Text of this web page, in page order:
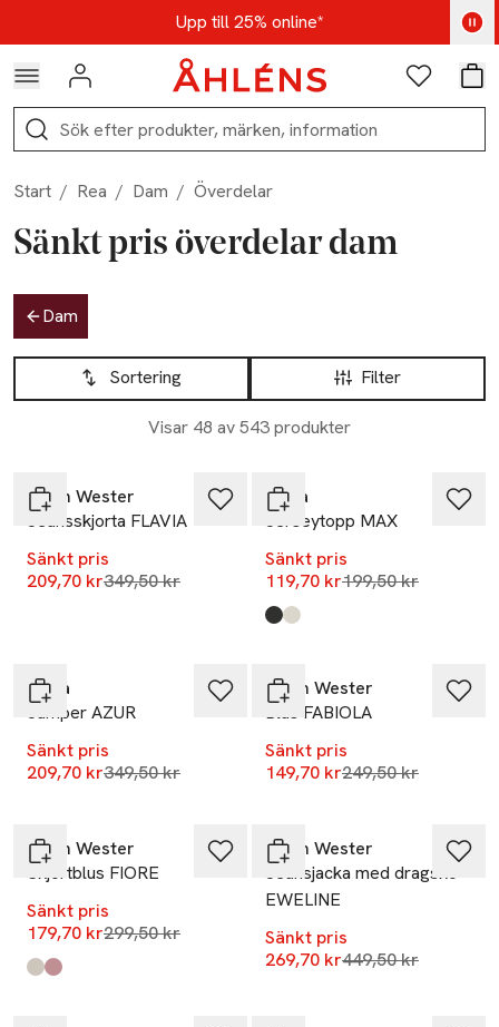
Hoppa till navigationsmenynUpp till 25% online*
Kod: AUG25 - Shoppa nu
Logga in Favoriter
Sök
Start / Rea / Dam / Överdelar
Sänkt pris överdelar dam
Hoppa till produktsidan
Dam
Hoppa till produktsidan
Filter
Sortering
Visar 48 av 543 produkter
Lista över produkter
Carin Wester
Jeansskjorta FLAVIA
Sänkt pris
209,70 krLägsta pris 30 dagar
349,50 kr
Wera
Jerseytopp MAX
Sänkt pris
119,70 krLägsta pris 30
199,50 kr
Produkten finns i färgerna:
Black
Dots
Wera
Jumper AZUR
Sänkt pris
209,70 krLägsta pris 30 dagar
349,50 kr
Carin Wester
Blus FABIOLA
Sänkt pris
149,70 krLägsta pris 30
249,50 kr
Carin Wester
Skjortblus FIORE
Sänkt pris
179,70 krLägsta pris 30 dagar
299,50 kr
Produkten finns i färgerna:
Beige Stripe
Red Stripe
Carin Wester
Jeansjacka med dragsko
EWELINE
Sänkt pris
269,70 krLägsta pris 30
449,50 kr